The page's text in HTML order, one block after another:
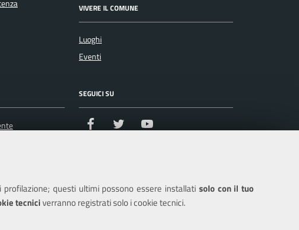
questi ultimi possono essere installati solo con il tuo
tecniciverranno registrati solo i cookie tecnici.
VIVERE IL COMUNE
Luoghi
Eventi
SEGUICI SU
Facebook Twitter